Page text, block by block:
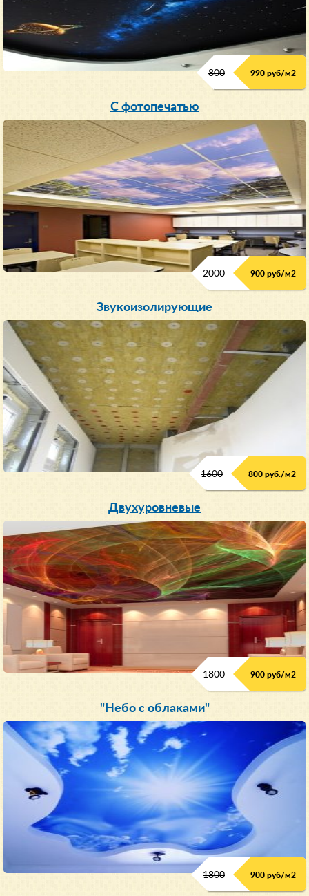
800 990 руб/м2
С фотопечатью
2000 900 руб/м2
Звукоизолирующие
1600 800 руб./м2
Двухуровневые
1800 900 руб/м2
"Небо с облаками"
1800 900 руб/м2